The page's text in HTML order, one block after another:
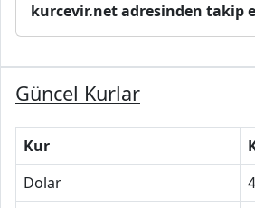
kurcevir.net adresinden takip
Güncel Kurlar
Kur
Dolar